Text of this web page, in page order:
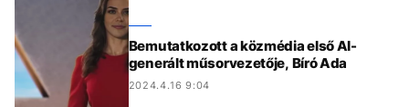
Bemutatkozott a közmédia első AI-
generált műsorvezetője, Bíró Ada
2024.4.16 9:04